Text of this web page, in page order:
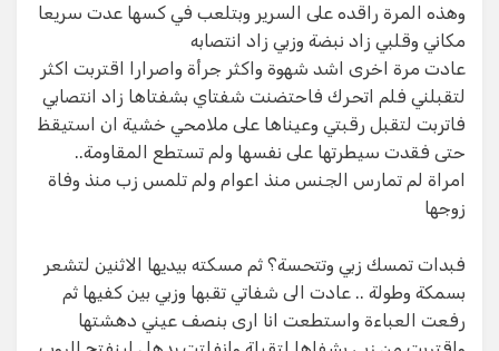
وهذه المرة راقده على السرير وبتلعب في كسها عدت سريعا
مكاني وقلبي زاد نبضة وزبي زاد انتصابه
عادت مرة اخرى اشد شهوة واكثر جرأة واصرارا اقتربت اكثر
لتقبلني فلم اتحرك فاحتضنت شفتاي بشفتاها زاد انتصابي
فاتربت لتقبل رقبتي وعيناها على ملامحي خشية ان استيقظ
حتى فقدت سيطرتها على نفسها ولم تستطع المقاومة..
امراة لم تمارس الجنس منذ اعوام ولم تلمس زب منذ وفاة
زوجها
فبدات تمسك زبي وتتحسة؟ ثم مسكته بيديها الاثنين لتشعر
بسمكة وطولة .. عادت الى شفاتي تقبها وزبي بين كفيها ثم
رفعت العباءة واستطعت انا ارى بنصف عيني دهشتها